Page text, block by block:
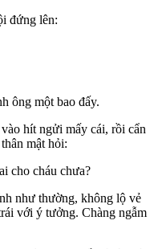
đứng lên:
ông một bao đấy.
hít ngửi mấy cái, rồi cẩn
mật hỏi:
cho cháu chưa?
như thường, không lộ vẻ
với ý tưởng. Chàng ngẫm